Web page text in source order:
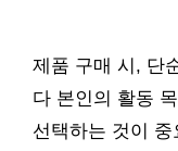
제품 구매 시, 단
다 본인의 활동
선택하는 것이